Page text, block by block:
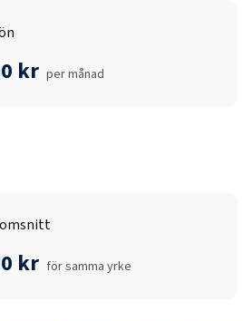
kr per månad
kr för samma yrke